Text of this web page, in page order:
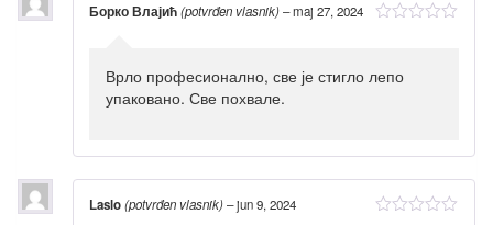
Борко Влајић(potvrđen vlasnik)–maj 27, 2024
Врло професионално, све је стигло лепо
упаковано. Све похвале.
Laslo(potvrđen vlasnik)–jun 9, 2024